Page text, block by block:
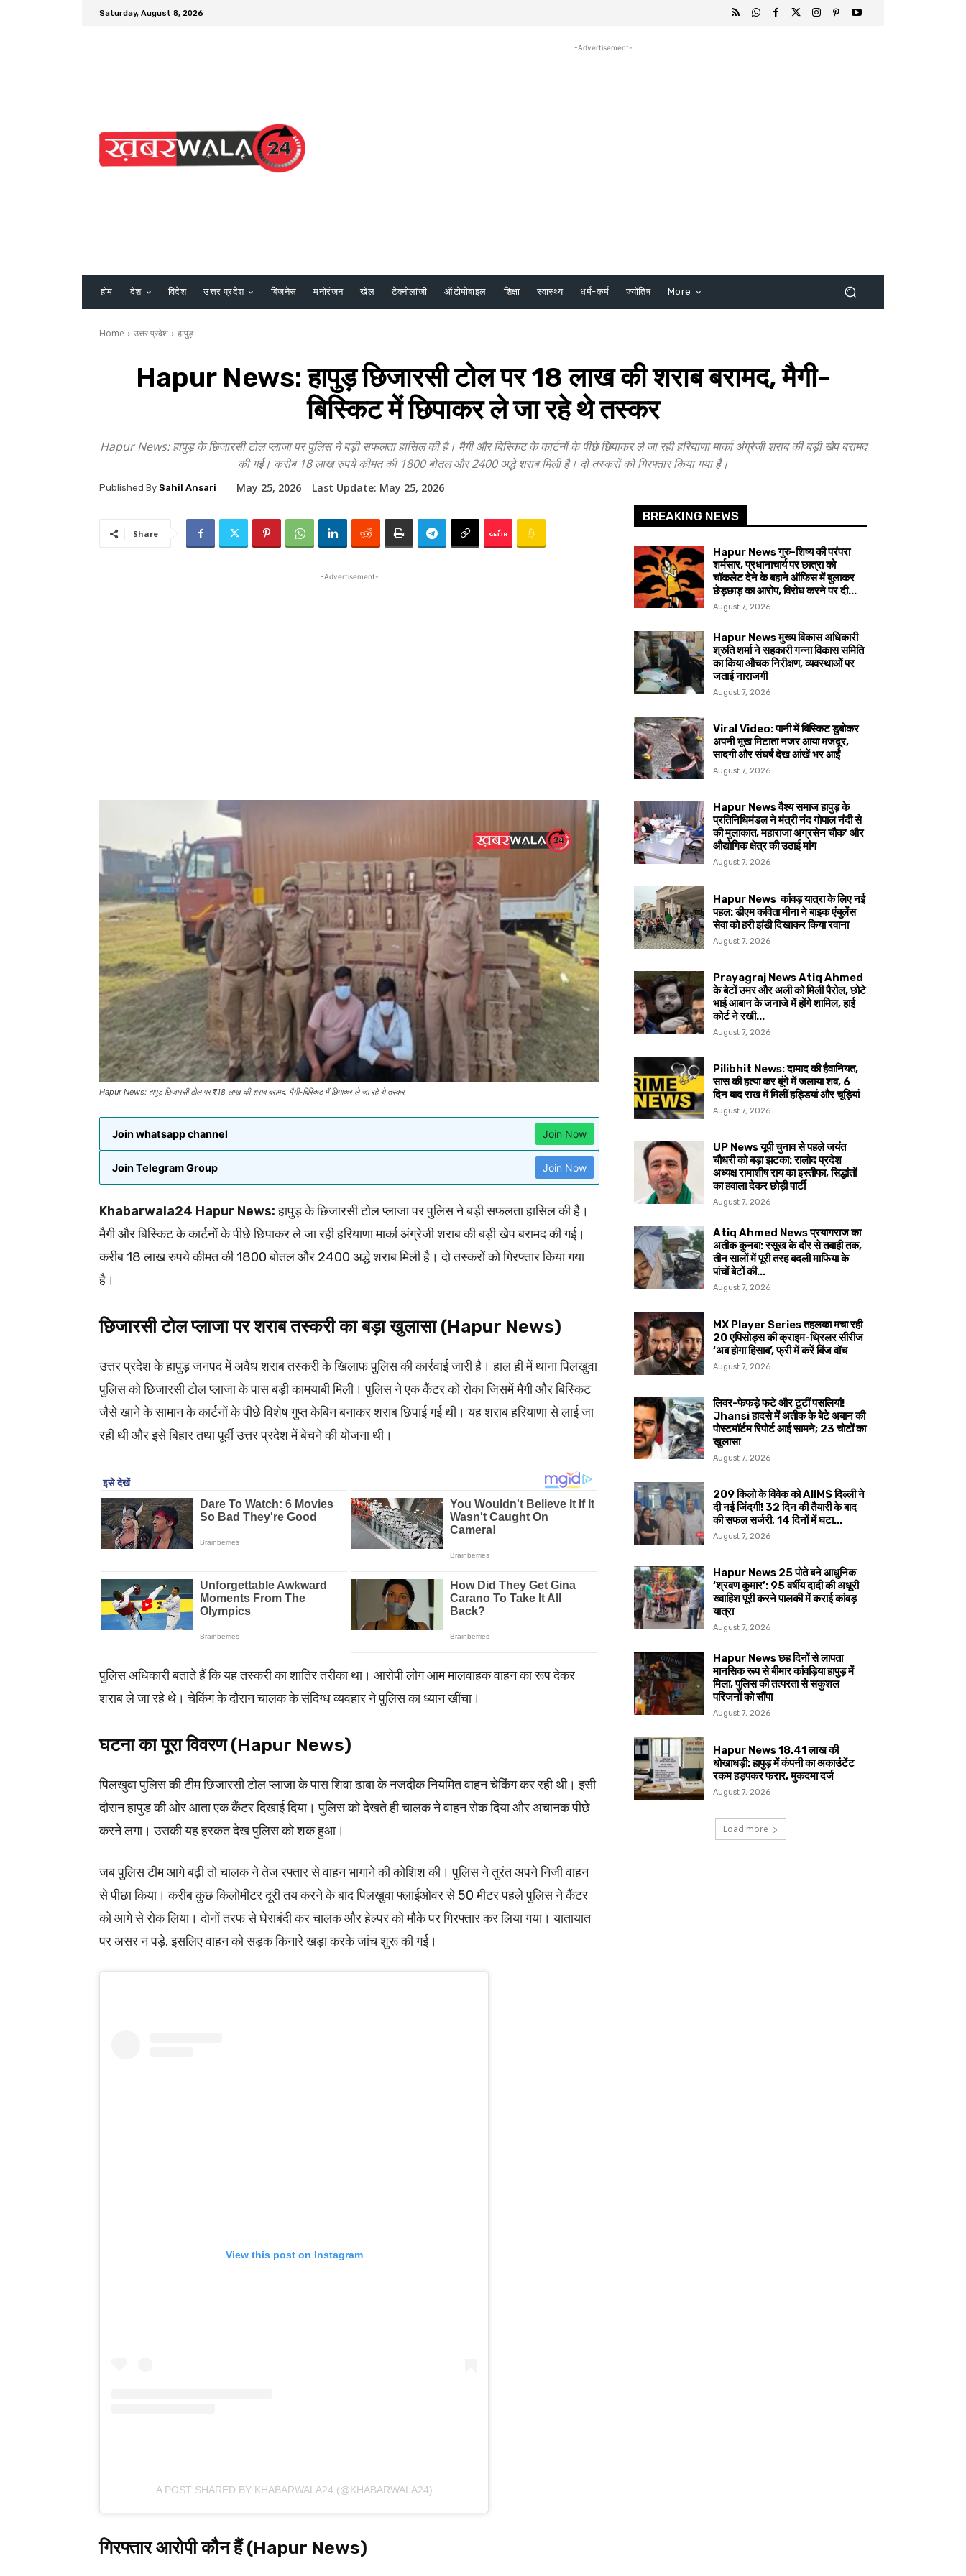
Saturday, August 8, 2026
-Advertisement-
होम देश विदेश उत्तर प्रदेश बिजनेस मनोरंजन खेल टेक्नोलॉजी ऑटोमोबाइल शिक्षा स्वास्थ्य धर्म-कर्म ज्योतिष More
Home उत्तर प्रदेश हापुड़
Hapur News: हापुड़ छिजारसी टोल पर ₹18 लाख की शराब बरामद, मैगी-
बिस्किट में छिपाकर ले जा रहे थे तस्कर
Hapur News: हापुड़ के छिजारसी टोल प्लाजा पर पुलिस ने बड़ी सफलता हासिल की है। मैगी और बिस्किट के कार्टनों के पीछे छिपाकर ले जा रही हरियाणा मार्का अंग्रेजी शराब की बड़ी खेप बरामद
की गई। करीब 18 लाख रुपये कीमत की 1800 बोतल और 2400 अद्धे शराब मिली है। दो तस्करों को गिरफ्तार किया गया है।
Published By Sahil Ansari May 25, 2026 Last Update: May 25, 2026
Share
-Advertisement-
Hapur News: हापुड़ छिजारसी टोल पर ₹18 लाख की शराब बरामद, मैगी-बिस्किट में छिपाकर ले जा रहे थे तस्कर
Join whatsapp channel Join Now
Join Telegram Group Join Now
Khabarwala24 Hapur News:हापुड़ के छिजारसी टोल प्लाजा पर पुलिस ने बड़ी सफलता हासिल की है।
मैगी और बिस्किट के कार्टनों के पीछे छिपाकर ले जा रही हरियाणा मार्का अंग्रेजी शराब की बड़ी खेप बरामद की गई।
करीब 18 लाख रुपये कीमत की 1800 बोतल और 2400 अद्धे शराब मिली है। दो तस्करों को गिरफ्तार किया गया
है।
छिजारसी टोल प्लाजा पर शराब तस्करी का बड़ा खुलासा (Hapur News)
उत्तर प्रदेश के हापुड़ जनपद में अवैध शराब तस्करी के खिलाफ पुलिस की कार्रवाई जारी है। हाल ही में थाना पिलखुवा
पुलिस को छिजारसी टोल प्लाजा के पास बड़ी कामयाबी मिली। पुलिस ने एक कैंटर को रोका जिसमें मैगी और बिस्किट
जैसे खाने के सामान के कार्टनों के पीछे विशेष गुप्त केबिन बनाकर शराब छिपाई गई थी। यह शराब हरियाणा से लाई जा
रही थी और इसे बिहार तथा पूर्वी उत्तर प्रदेश में बेचने की योजना थी।
पुलिस अधिकारी बताते हैं कि यह तस्करी का शातिर तरीका था। आरोपी लोग आम मालवाहक वाहन का रूप देकर
शराब ले जा रहे थे। चेकिंग के दौरान चालक के संदिग्ध व्यवहार ने पुलिस का ध्यान खींचा।
घटना का पूरा विवरण (Hapur News)
पिलखुवा पुलिस की टीम छिजारसी टोल प्लाजा के पास शिवा ढाबा के नजदीक नियमित वाहन चेकिंग कर रही थी। इसी
दौरान हापुड़ की ओर आता एक कैंटर दिखाई दिया। पुलिस को देखते ही चालक ने वाहन रोक दिया और अचानक पीछे
करने लगा। उसकी यह हरकत देख पुलिस को शक हुआ।
जब पुलिस टीम आगे बढ़ी तो चालक ने तेज रफ्तार से वाहन भागाने की कोशिश की। पुलिस ने तुरंत अपने निजी वाहन
से पीछा किया। करीब कुछ किलोमीटर दूरी तय करने के बाद पिलखुवा फ्लाईओवर से 50 मीटर पहले पुलिस ने कैंटर
को आगे से रोक लिया। दोनों तरफ से घेराबंदी कर चालक और हेल्पर को मौके पर गिरफ्तार कर लिया गया। यातायात
पर असर न पड़े, इसलिए वाहन को सड़क किनारे खड़ा करके जांच शुरू की गई।
View this post on Instagram
A POST SHARED BY KHABARWALA24 (@KHABARWALA24)
गिरफ्तार आरोपी कौन हैं (Hapur News)
BREAKING NEWS
Hapur News गुरु-शिष्य की परंपरा
शर्मसार, प्रधानाचार्य पर छात्रा को
चॉकलेट देने के बहाने ऑफिस में बुलाकर
छेड़छाड़ का आरोप, विरोध करने पर दी...
August 7, 2026
Hapur News मुख्य विकास अधिकारी
श्रुति शर्मा ने सहकारी गन्ना विकास समिति
का किया औचक निरीक्षण, व्यवस्थाओं पर
जताई नाराजगी
August 7, 2026
Viral Video: पानी में बिस्किट डुबोकर
अपनी भूख मिटाता नजर आया मजदूर,
सादगी और संघर्ष देख आंखें भर आईं
August 7, 2026
Hapur News वैश्य समाज हापुड़ के
प्रतिनिधिमंडल ने मंत्री नंद गोपाल नंदी से
की मुलाकात, महाराजा अग्रसेन चौक’ और
औद्योगिक क्षेत्र की उठाई मांग
August 7, 2026
Hapur News कांवड़ यात्रा के लिए नई
पहल: डीएम कविता मीना ने बाइक एंबुलेंस
सेवा को हरी झंडी दिखाकर किया रवाना
August 7, 2026
Prayagraj News Atiq Ahmed
के बेटों उमर और अली को मिली पैरोल, छोटे
भाई आबान के जनाजे में होंगे शामिल, हाई
कोर्ट ने रखी...
August 7, 2026
Pilibhit News: दामाद की हैवानियत,
सास की हत्या कर बूंगे में जलाया शव, 6
दिन बाद राख में मिलीं हड्डियां और चूड़ियां
August 7, 2026
UP News यूपी चुनाव से पहले जयंत
चौधरी को बड़ा झटका: रालोद प्रदेश
अध्यक्ष रामाशीष राय का इस्तीफा, सिद्धांतों
का हवाला देकर छोड़ी पार्टी
August 7, 2026
Atiq Ahmed News प्रयागराज का
अतीक कुनबा: रसूख के दौर से तबाही तक,
तीन सालों में पूरी तरह बदली माफिया के
पांचों बेटों की...
August 7, 2026
MX Player Series तहलका मचा रही
20 एपिसोड्स की क्राइम-थ्रिलर सीरीज
‘अब होगा हिसाब’, फ्री में करें बिंज वॉच
August 7, 2026
लिवर-फेफड़े फटे और टूटीं पसलियां!
Jhansi हादसे में अतीक के बेटे अबान की
पोस्टमॉर्टम रिपोर्ट आई सामने; 23 चोटों का
खुलासा
August 7, 2026
209 किलो के विवेक को AIIMS दिल्ली ने
दी नई जिंदगी! 32 दिन की तैयारी के बाद
की सफल सर्जरी, 14 दिनों में घटा...
August 7, 2026
Hapur News 25 पोते बने आधुनिक
‘श्रवण कुमार’: 95 वर्षीय दादी की अधूरी
ख्वाहिश पूरी करने पालकी में कराई कांवड़
यात्रा
August 7, 2026
Hapur News छह दिनों से लापता
मानसिक रूप से बीमार कांवड़िया हापुड़ में
मिला, पुलिस की तत्परता से सकुशल
परिजनों को सौंपा
August 7, 2026
Hapur News 18.41 लाख की
धोखाधड़ी: हापुड़ में कंपनी का अकाउंटेंट
रकम हड़पकर फरार, मुकदमा दर्ज
August 7, 2026
Load more